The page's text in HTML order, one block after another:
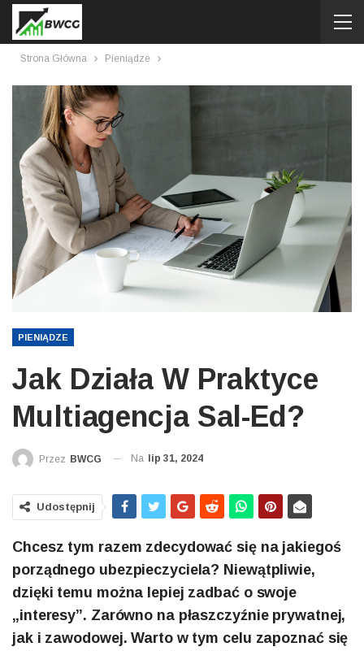
Strona Główna Pieniądze
PIENIĄDZE
Jak Działa W Praktyce
Multiagencja Sal-Ed?
Przez BWCG Na lip 31, 2024
Udostępnij
Chcesz tym razem zdecydować się na jakiegoś
porządnego ubezpieczyciela? Niewątpliwie,
dzięki temu można lepiej zadbać o swoje
„interesy”. Zarówno na płaszczyźnie prywatnej,
jak i zawodowej. Warto w tym celu zapoznać się